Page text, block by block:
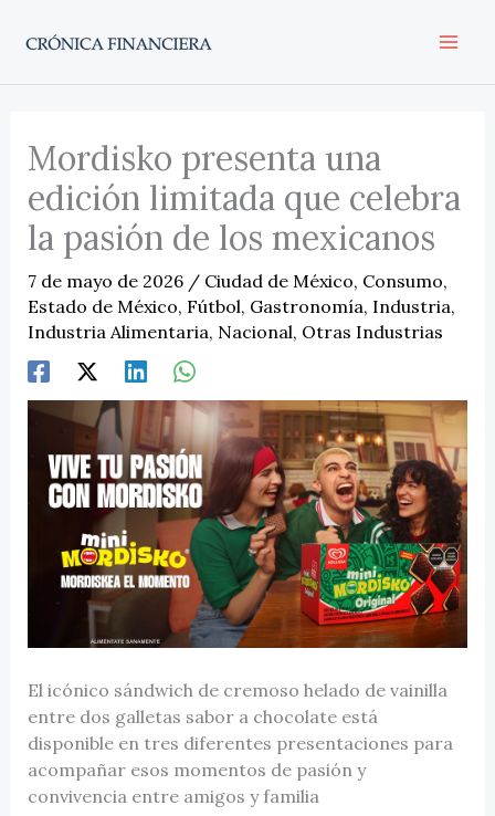
Mordisko presenta una
edición limitada que celebra
la pasión de los mexicanos
7 de mayo de 2026 / Ciudad de México, Consumo,
Estado de México, Fútbol, Gastronomía, Industria,
Industria Alimentaria, Nacional, Otras Industrias
El icónico sándwich de cremoso helado de vainilla
entre dos galletas sabor a chocolate está
disponible en tres diferentes presentaciones para
acompañar esos momentos de pasión y
convivencia entre amigos y familia